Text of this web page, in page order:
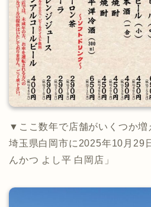
▼ここ数年で店舗がいくつか増
埼玉県白岡市に2025年10月29
んかつ よし平 白岡店」